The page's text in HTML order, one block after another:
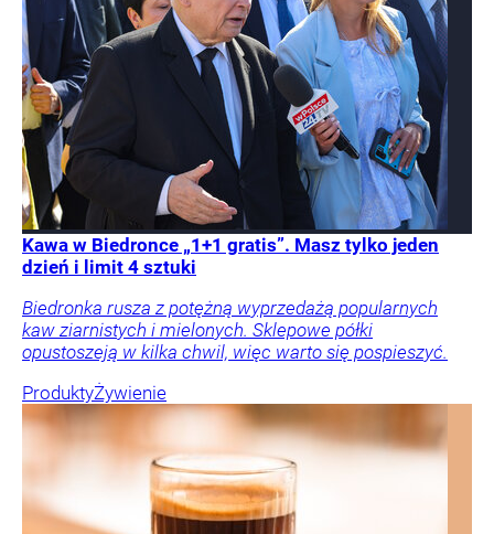
Kawa w Biedronce „1+1 gratis”. Masz tylko jeden
dzień i limit 4 sztuki
Biedronka rusza z potężną wyprzedażą popularnych
kaw ziarnistych i mielonych. Sklepowe półki
opustoszeją w kilka chwil, więc warto się pospieszyć.
ProduktyŻywienie